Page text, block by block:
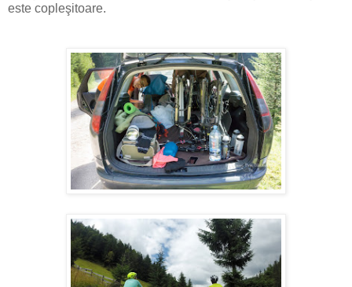
este copleşitoare.